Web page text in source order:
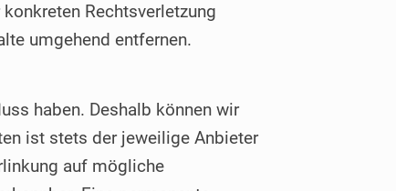
Rechtsverletzung
umgehend entfernen.
haben. Deshalb können wir
ist stets der jeweilige Anbieter
auf mögliche